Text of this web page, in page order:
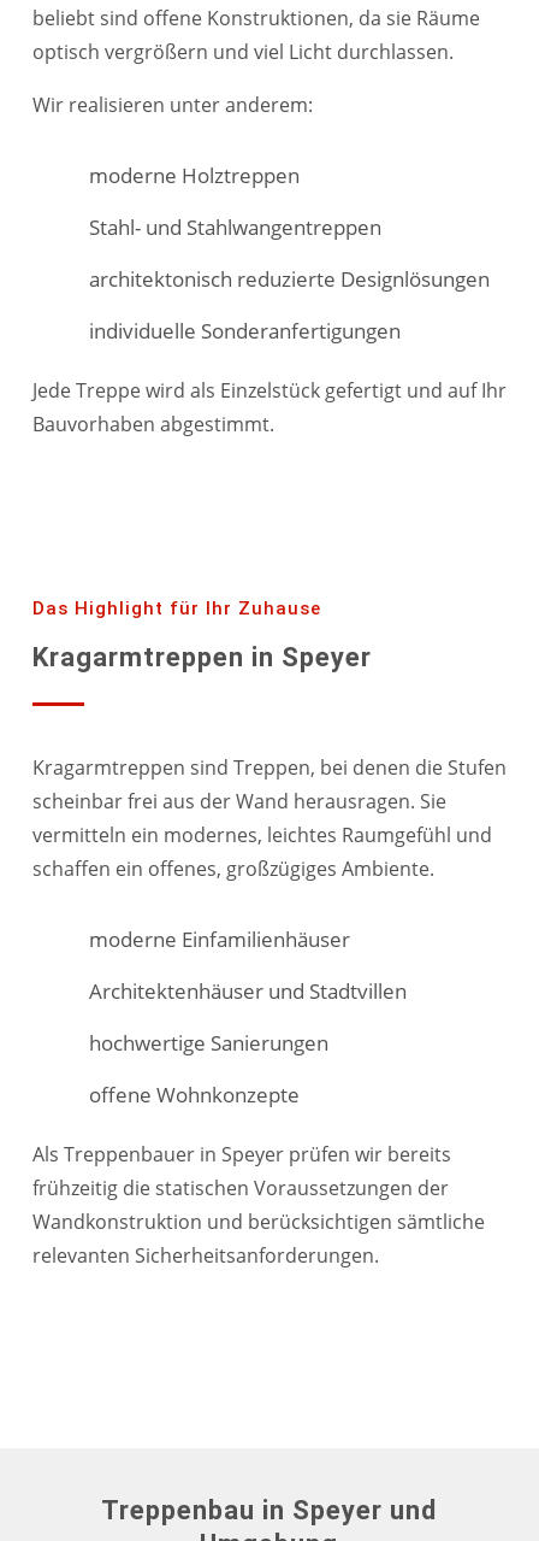
beliebt sind offene Konstruktionen, da sie Räume
optisch vergrößern und viel Licht durchlassen.
Wir realisieren unter anderem:
moderne Holztreppen
Stahl- und Stahlwangentreppen
architektonisch reduzierte Designlösungen
individuelle Sonderanfertigungen
Jede Treppe wird als Einzelstück gefertigt und auf Ihr
Bauvorhaben abgestimmt.
Das Highlight für Ihr Zuhause
Kragarmtreppen in Speyer
Kragarmtreppen sind Treppen, bei denen die Stufen
scheinbar frei aus der Wand herausragen. Sie
vermitteln ein modernes, leichtes Raumgefühl und
schaffen ein offenes, großzügiges Ambiente.
moderne Einfamilienhäuser
Architektenhäuser und Stadtvillen
hochwertige Sanierungen
offene Wohnkonzepte
Als Treppenbauer in Speyer prüfen wir bereits
frühzeitig die statischen Voraussetzungen der
Wandkonstruktion und berücksichtigen sämtliche
relevanten Sicherheitsanforderungen.
Treppenbau in Speyer und